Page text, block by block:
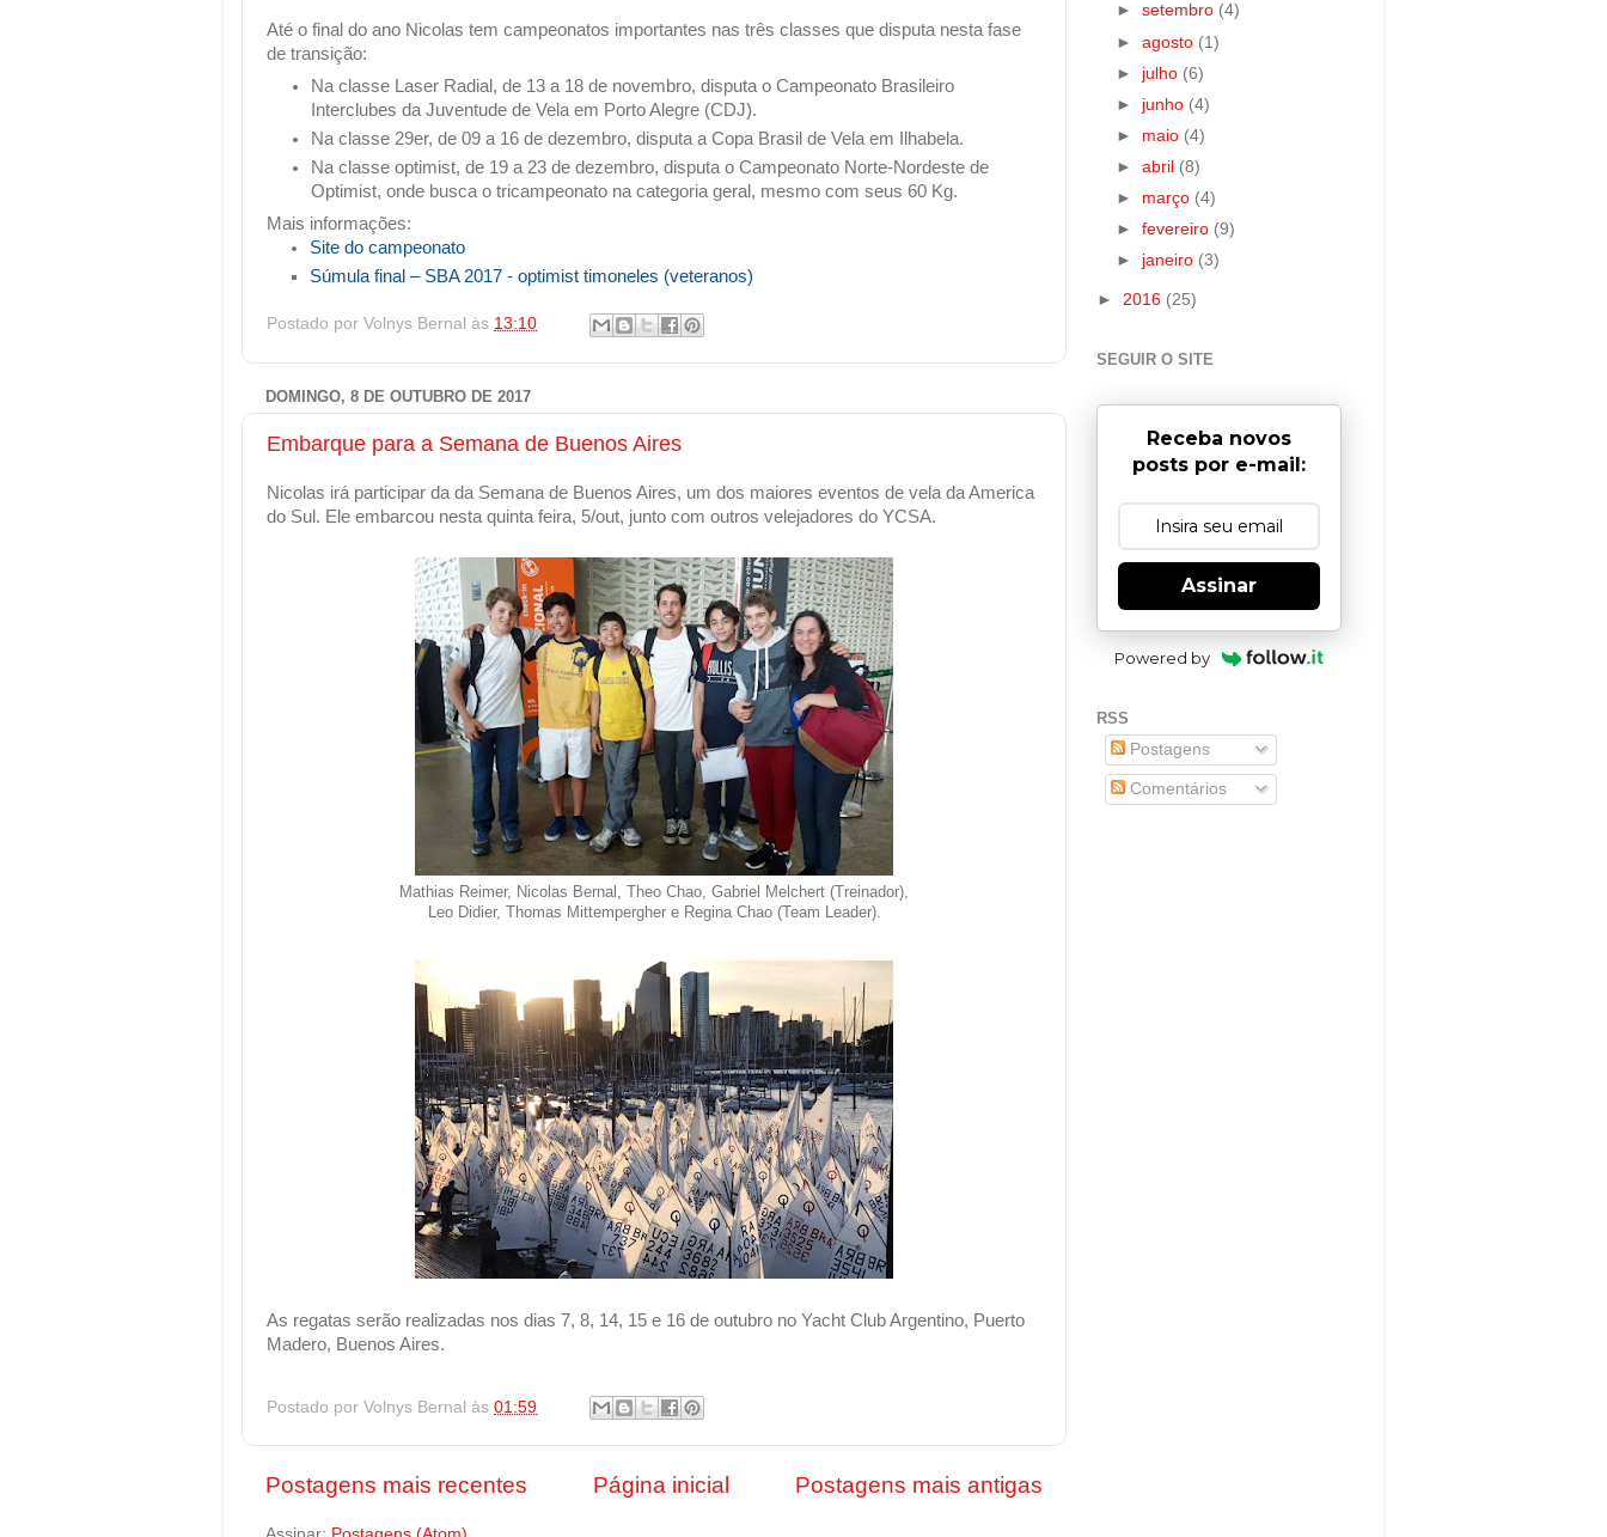
Até o final do ano Nicolas tem campeonatos importantes nas três classes que disputa nesta fase
de transição:
Na classe Laser Radial, de 13 a 18 de novembro, disputa o Campeonato Brasileiro
Interclubes da Juventude de Vela em Porto Alegre (CDJ).
Na classe 29er, de 09 a 16 de dezembro, disputa a Copa Brasil de Vela em Ilhabela.
Na classe optimist, de 19 a 23 de dezembro, disputa o Campeonato Norte-Nordeste de
Optimist, onde busca o tricampeonato na categoria geral, mesmo com seus 60 Kg.
Mais informações:
Site do campeonato
Súmula final – SBA 2017 - optimist timoneles (veteranos)
Postado por Volnys Bernal às 13:10
DOMINGO, 8 DE OUTUBRO DE 2017
Embarque para a Semana de Buenos Aires
Nicolas irá participar da da Semana de Buenos Aires, um dos maiores eventos de vela da America
do Sul. Ele embarcou nesta quinta feira, 5/out, junto com outros velejadores do YCSA.
Mathias Reimer, Nicolas Bernal, Theo Chao, Gabriel Melchert (Treinador),
Leo Didier, Thomas Mittempergher e Regina Chao (Team Leader).
As regatas serão realizadas nos dias 7, 8, 14, 15 e 16 de outubro no Yacht Club Argentino, Puerto
Madero, Buenos Aires.
Postado por Volnys Bernal às 01:59
Postagens mais recentes Postagens mais antigas
Página inicial
►setembro (4)
►agosto (1)
► julho (6)
► junho (4)
► maio (4)
►abril (8)
► março (4)
►fevereiro (9)
► janeiro (3)
► 2016 (25)
SEGUIR O SITE
Receba novos
posts por e-mail:
Assinar
Powered by
RSS
Postagens
Comentários